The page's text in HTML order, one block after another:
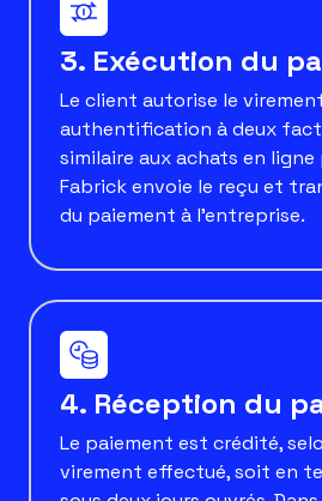
3. Exécution du
Le client autorise le
authentification à deux
similaire aux achats en
Fabrick envoie le reçu et
du paiement à l’entreprise.
4. Réception du
Le paiement est crédité,
virement effectué, soit en